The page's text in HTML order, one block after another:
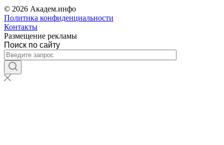
© 2026 Академ.инфо
Политика конфиденциальности
Контакты
Размещение рекламы
Поиск по сайту